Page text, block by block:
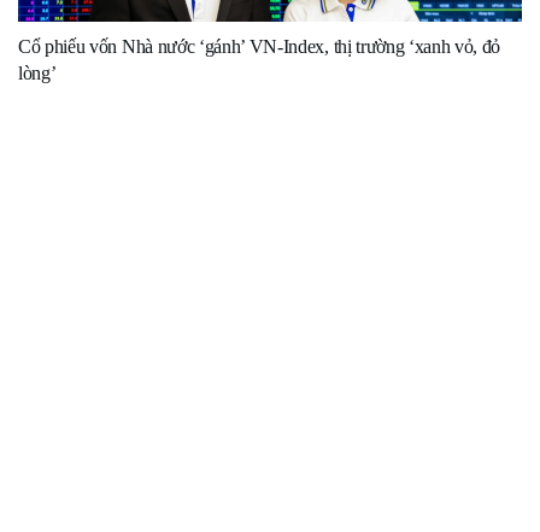
Cổ phiếu vốn Nhà nước ‘gánh’ VN-Index, thị trường ‘xanh vỏ, đỏ
lòng’